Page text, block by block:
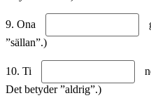
9. Ona
”sällan”.)
10. Ti
Det betyder ”aldrig”.)